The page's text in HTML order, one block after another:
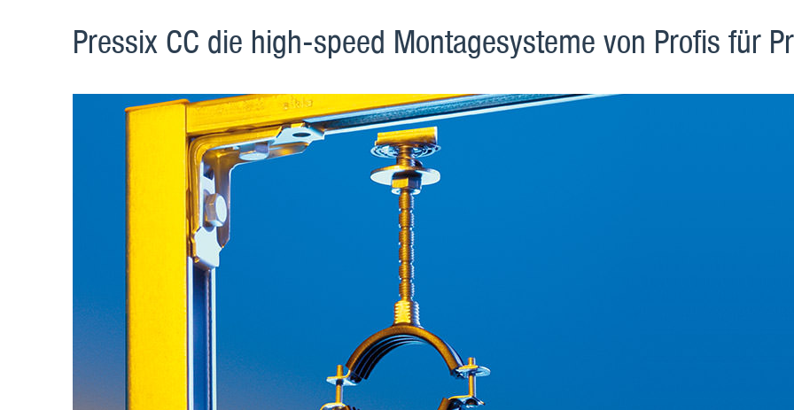
Pressix CC die high-speed Montagesysteme von Profis für